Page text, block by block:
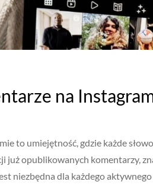
na
to umiejętność, gdzie każde
już opublikowanych komentarzy,
niezbędna dla każdego